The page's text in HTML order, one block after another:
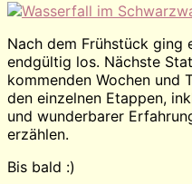
Nach dem Frühstück ging
endgültig los. Nächste
kommenden Wochen und
den einzelnen Etappen,
und wunderbarer
erzählen.
Bis bald :)